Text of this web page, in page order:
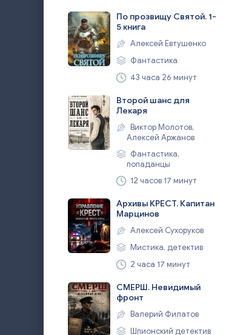
По прозвищу Святой. 1-
5 книга
Алексей Евтушенко
Фантастика
43 часа 26 минут
Второй шанс для
Лекаря
Виктор Молотов,
Алексей Аржанов
Фантастика,
попаданцы
12 часов 17 минут
Архивы КРЕСТ. Капитан
Марцинов
Алексей Сухоруков
Мистика, детектив
2 часа 17 минут
СМЕРШ. Невидимый
фронт
Валерий Филатов
Шпионский детектив